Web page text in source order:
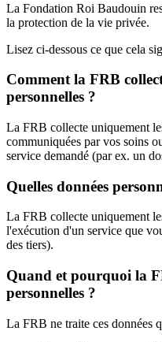
La Fondation Roi Baudouin
la protection de la vie privée.
Lisez ci-dessous ce que cela
Comment la FRB
personnelles ?
La FRB collecte uniquement
communiquées par vos soins
service demandé (par ex. un
Quelles données
La FRB collecte uniquement
l'exécution d'un service que
des tiers).
Quand et pourquoi la
personnelles ?
La FRB ne traite ces données